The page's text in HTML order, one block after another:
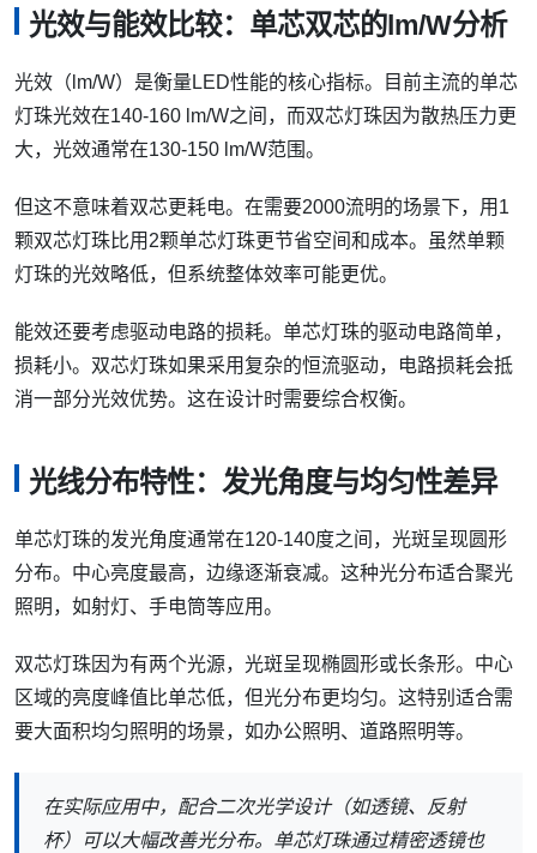
光效与能效比较：单芯双芯的lm/W分析
光效（lm/W）是衡量LED性能的核心指标。目前主流的单芯
灯珠光效在140-160 lm/W之间，而双芯灯珠因为散热压力更
大，光效通常在130-150 lm/W范围。
但这不意味着双芯更耗电。在需要2000流明的场景下，用1
颗双芯灯珠比用2颗单芯灯珠更节省空间和成本。虽然单颗
灯珠的光效略低，但系统整体效率可能更优。
能效还要考虑驱动电路的损耗。单芯灯珠的驱动电路简单，
损耗小。双芯灯珠如果采用复杂的恒流驱动，电路损耗会抵
消一部分光效优势。这在设计时需要综合权衡。
光线分布特性：发光角度与均匀性差异
单芯灯珠的发光角度通常在120-140度之间，光斑呈现圆形
分布。中心亮度最高，边缘逐渐衰减。这种光分布适合聚光
照明，如射灯、手电筒等应用。
双芯灯珠因为有两个光源，光斑呈现椭圆形或长条形。中心
区域的亮度峰值比单芯低，但光分布更均匀。这特别适合需
要大面积均匀照明的场景，如办公照明、道路照明等。
在实际应用中，配合二次光学设计（如透镜、反射
杯）可以大幅改善光分布。单芯灯珠通过精密透镜也